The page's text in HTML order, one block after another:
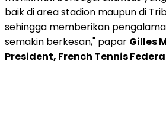
baik di area stadion maupun di
sehingga memberikan
semakin berkesan," papar Gilles
President, French Tennis